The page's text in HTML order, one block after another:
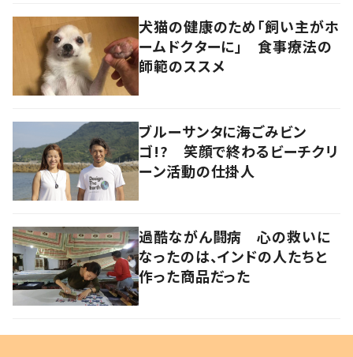
犬猫の健康のため「飼い主がホ
ームドクターに」 食事療法の
師範のススメ
ブルーサンタに海ごみビン
ゴ!? 笑顔で終わるビーチクリ
ーン活動の仕掛人
過酷ながん闘病 心の救いに
なったのは、インドの人たちと
作った商品だった